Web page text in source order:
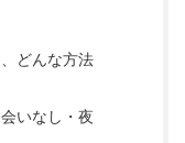
どんな方法
いなし・夜